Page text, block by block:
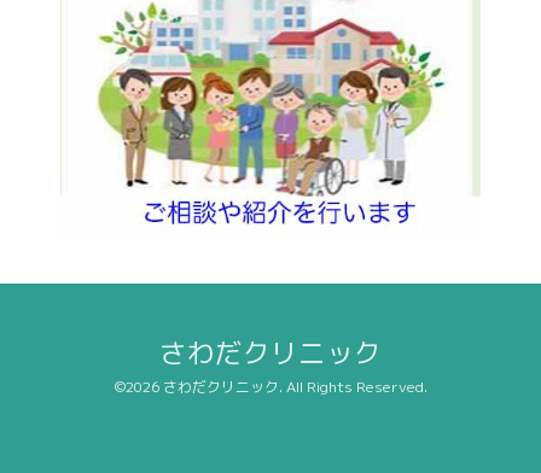
さわだクリニック
©2026 さわだクリニック. All Rights Reserved.